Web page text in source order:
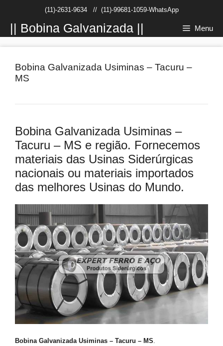
conteúdo
(11)-2631-9634// (11)-99681-1059-WhatsApp
|| Bobina Galvanizada || Menu
Bobina Galvanizada Usiminas – Tacuru –
MS
Bobina Galvanizada Usiminas –
Tacuru – MS e região. Fornecemos
materiais das Usinas Siderúrgicas
nacionais ou materiais importados
das melhores Usinas do Mundo.
Bobina Galvanizada Usiminas – Tacuru – MS.